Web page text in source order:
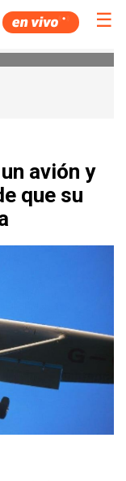
☰
avión y
que su